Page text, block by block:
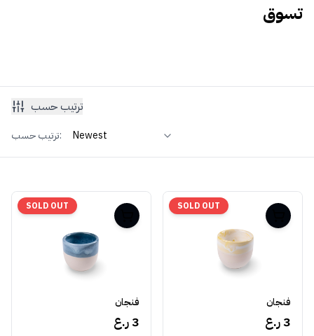
تسوق
ترتيب حسب
ترتيب حسب:
SOLD OUT
فنجان
3 ر.ع
SOLD OUT
فنجان
3 ر.ع